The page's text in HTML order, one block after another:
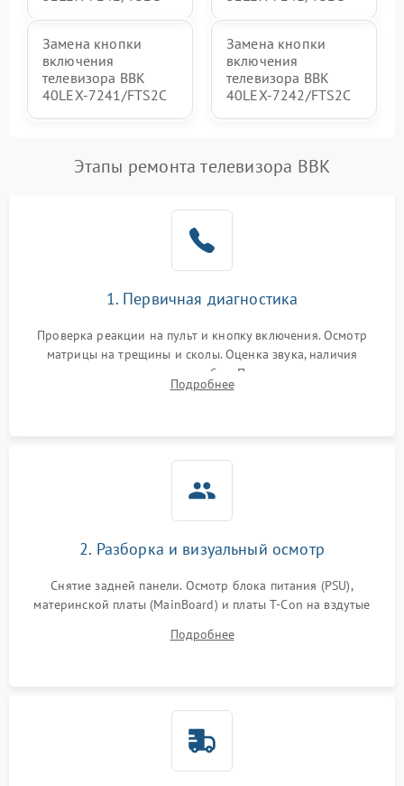
Замена кнопки
включения
телевизора BBK
40LEX-7241/FTS2C
Замена кнопки
включения
телевизора BBK
40LEX-7242/FTS2C
Этапы ремонта телевизора BBK
1. Первичная диагностика
Проверка реакции на пульт и кнопку включения. Осмотр
матрицы на трещины и сколы. Оценка звука, наличия
подсветки и индикаторов ошибок. Подключение тестовых
источников сигнала для выявления симптомов поломки.
Подробнее
2. Разборка и визуальный осмотр
Снятие задней панели. Осмотр блока питания (PSU),
материнской платы (MainBoard) и платы T-Con на вздутые
Проверка надежности фиксации и целостности шлейфов.
Подробнее